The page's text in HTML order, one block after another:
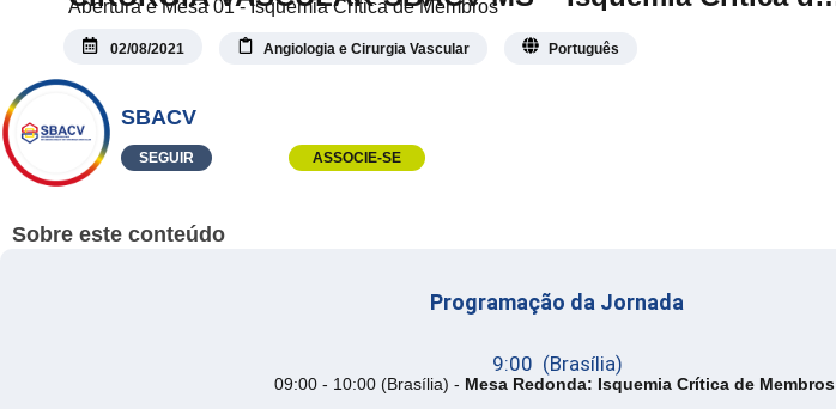
Membros
Abertura e Mesa 01 - Isquemia Crítica de Membros
02/08/2021 Angiologia e Cirurgia Vascular Português
SBACV
SEGUIR ASSOCIE-SE
Sobre este conteúdo
Programação da Jornada
9:00 (Brasília)
09:00 - 10:00 (Brasília) - Mesa Redonda: Isquemia Crítica de Membros